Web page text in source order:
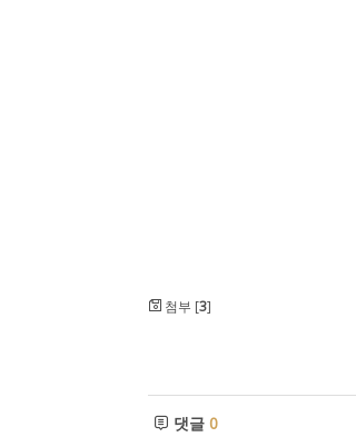
첨부 [3]
댓글 0